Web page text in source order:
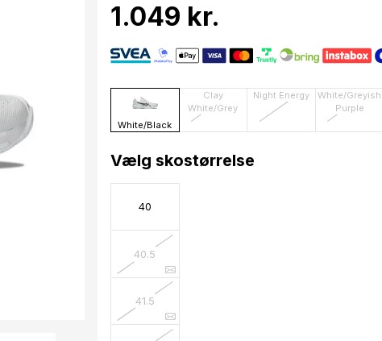
1.049 kr.
White/Black
Clay
White/Grey
Night Energy
White/Greyish
Purple
Vælg skostørrelse
40
40.5
41.5